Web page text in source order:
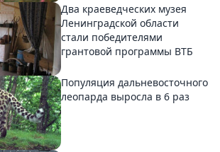
Два краеведческих музея
Ленинградской области
стали победителями
грантовой программы ВТБ
Популяция дальневосточного
леопарда выросла в 6 раз